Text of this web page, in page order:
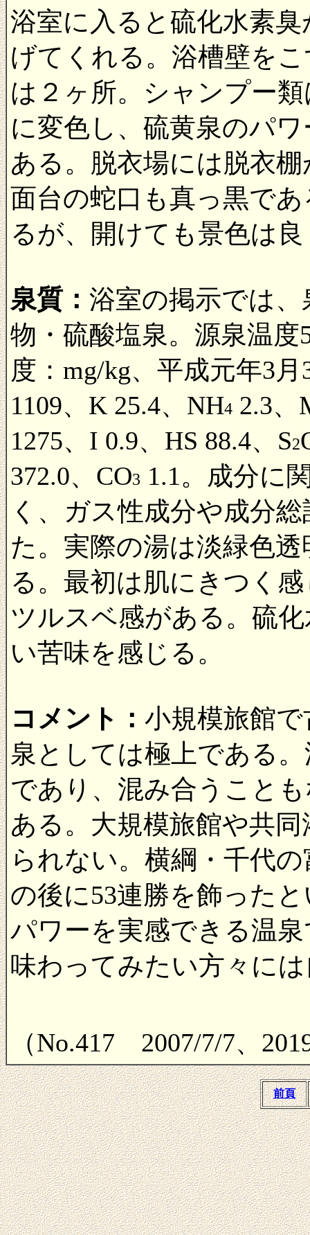
浴室に入ると硫化水素
げてくれる。浴槽壁を
は２ヶ所。シャンプー
に変色し、硫黄泉のパ
ある。脱衣場には脱衣
面台の蛇口も真っ黒で
るが、開けても景色は
泉質： 浴室の掲示では
物・硫酸塩泉。源泉温
度：mg/kg、平成元年3
1109、K 25.4、NH4 2.3、
1275、I 0.9、HS 88.4、S2
372.0、CO3 1.1。成分に
く、ガス性成分や成分
た。実際の湯は淡緑色
る。最初は肌にきつく
ツルスベ感がある。硫
い苦味を感じる。
コメント： 小規模旅館
泉としては極上である
であり、混み合うこと
ある。大規模旅館や共
られない。横綱・千代
の後に53連勝を飾った
パワーを実感できる温
味わってみたい方々に
（No.417 2007/7/7、
前頁